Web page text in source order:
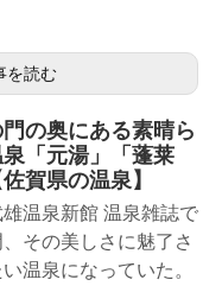
を読む
の奥にある素晴ら
「元湯」「蓬莱
賀県の温泉】
温泉新館 温泉雑誌で
その美しさに魅了さ
温泉になっていた。